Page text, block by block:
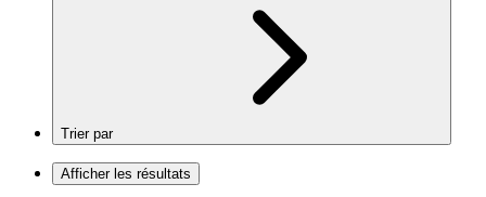
Trier par
Afficher les résultats